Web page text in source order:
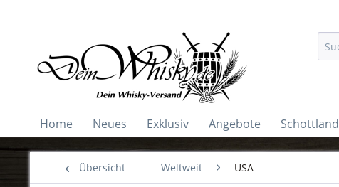
Home Neues Exklusiv Angebote Schottland
Übersicht Weltweit USA